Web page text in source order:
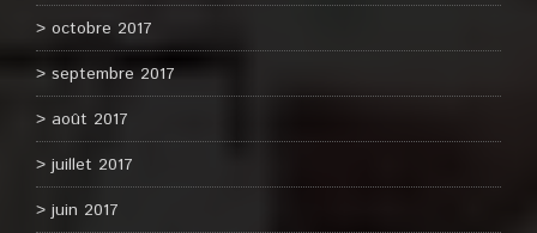
octobre 2017
septembre 2017
août 2017
juillet 2017
juin 2017